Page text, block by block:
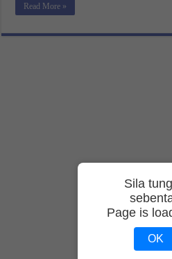
Read More »
Sila
Page is
OK